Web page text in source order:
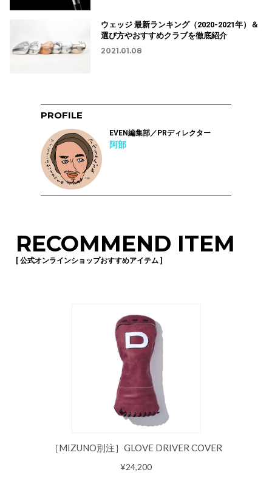
ウェッジ 最新ランキング（2020-2021年）＆
選び方やおすすめクラブを徹底紹介
2021.01.08
PROFILE
EVEN編集部／PRディレクター
阿部
RECOMMEND ITEM
[ 公式オンラインショップおすすめアイテム ]